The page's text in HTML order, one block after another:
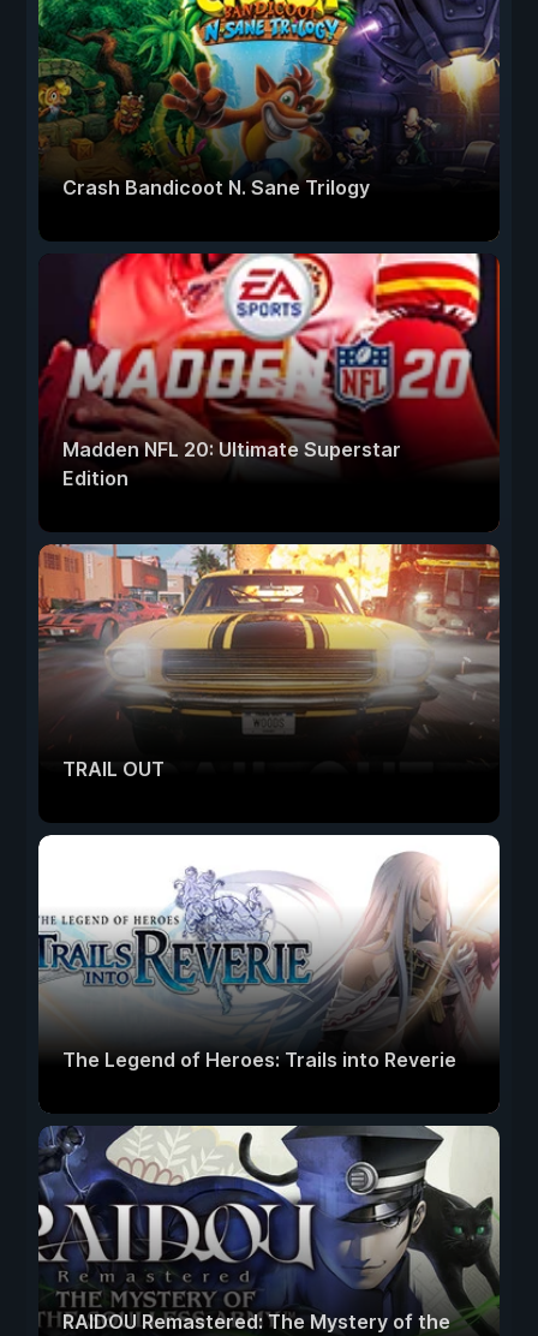
Crash Bandicoot N. Sane Trilogy
Madden NFL 20: Ultimate Superstar
Edition
TRAIL OUT
The Legend of Heroes: Trails into Reverie
RAIDOU Remastered: The Mystery of the